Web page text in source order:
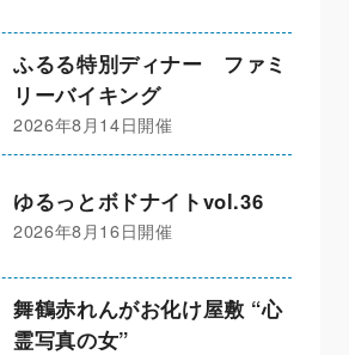
ふるる特別ディナー ファミ
リーバイキング
2026年8月14日開催
ゆるっとボドナイトvol.36
2026年8月16日開催
舞鶴赤れんがお化け屋敷 “心
霊写真の女”